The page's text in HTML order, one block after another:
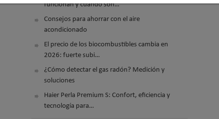
funcionan y cuándo son…
Consejos para ahorrar con el aire
acondicionado
El precio de los biocombustibles cambia en
2026: fuerte subi…
¿Cómo detectar el gas radón? Medición y
soluciones
Haier Perla Premium S: Confort, eficiencia y
tecnología para…